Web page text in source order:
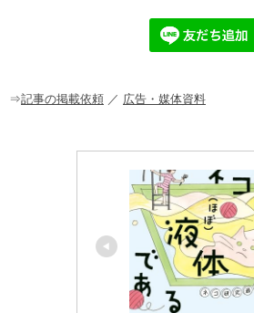
o
n
a
et
⇒記事の掲載依頼 ／ 広告・媒体資料